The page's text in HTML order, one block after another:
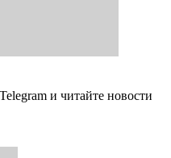
и читайте новости